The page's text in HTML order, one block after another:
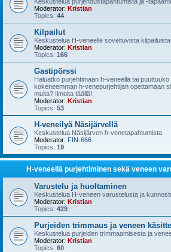
Moderator: Kristian
Topics: 44
Kilpailut
Keskustelua H-veneelle soveltuvista
Moderator: Kristian
Topics: 166
Gastipörssi
Haluatko purjehtimaan h-veneellä tai
kokeneemman h-venepurjehtijan opettamaan
muita? Ilmoita täällä!
Moderator: Kristian
Topics: 53
H-veneilyä Näsijärvellä
Keskustelua Näsijärven h-venetapahtumista
Moderator: FIN-666
Topics: 19
H-veneellä purjehtiminen sekä veneen
Varustelu ja huoltaminen
Keskustelua H-veneen varustelusta ja
Moderator: Kristian
Topics: 429
Purjeiden trimmaus ja veneen
Keskustelua purjeiden trimmaamisesta ja
Moderator: Kristian
Topics: 60